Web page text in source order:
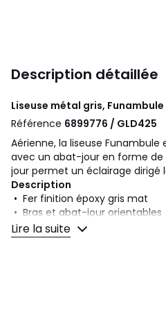
Description détaillée
Liseuse métal gris,
Référence 6899776 / GLD425
Aérienne, la liseuse
avec un abat-jour en forme
jour permet un éclairage dirigé
Description
• Fer finition époxy gris mat
• Bras et abat-jour orientables
• Douille E14 pour ampoule
• Compatible avec des
Lire la suite